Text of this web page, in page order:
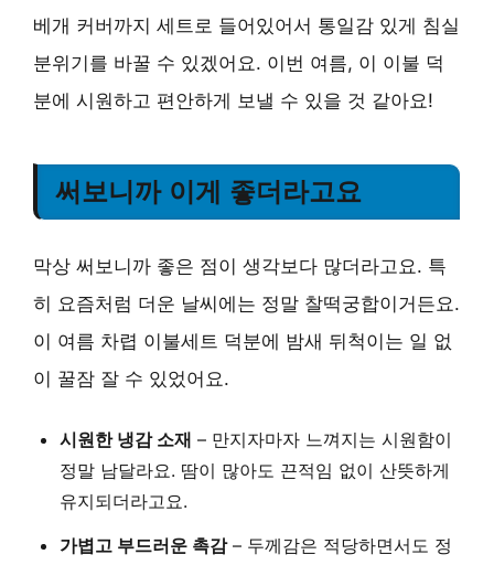
베개 커버까지 세트로 들어있어서 통일감 있게 침실
분위기를 바꿀 수 있겠어요. 이번 여름, 이 이불 덕
분에 시원하고 편안하게 보낼 수 있을 것 같아요!
써보니까 이게 좋더라고요
막상 써보니까 좋은 점이 생각보다 많더라고요. 특
히 요즘처럼 더운 날씨에는 정말 찰떡궁합이거든요.
이 여름 차렵 이불세트 덕분에 밤새 뒤척이는 일 없
이 꿀잠 잘 수 있었어요.
시원한 냉감 소재 – 만지자마자 느껴지는 시원함이
정말 남달라요. 땀이 많아도 끈적임 없이 산뜻하게
유지되더라고요.
가볍고 부드러운 촉감– 두께감은 적당하면서도 정